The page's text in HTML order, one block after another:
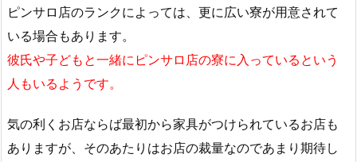
ピンサロ店のランクによっては、更に広い寮が用意されて
いる場合もあります。
彼氏や子どもと一緒にピンサロ店の寮に入っているという
人もいるようです。
気の利くお店ならば最初から家具がつけられているお店も
ありますが、そのあたりはお店の裁量なのであまり期待し